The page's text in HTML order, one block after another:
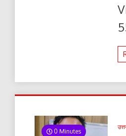
0 Minutes